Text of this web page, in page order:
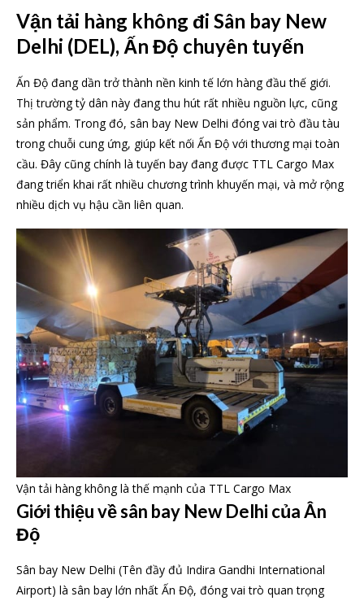
Vận tải hàng không đi Sân bay New
Delhi (DEL), Ấn Độ chuyên tuyến
Ấn Độ đang dần trở thành nền kinh tế lớn hàng đầu thế giới.
Thị trường tỷ dân này đang thu hút rất nhiều nguồn lực, cũng
sản phẩm. Trong đó, sân bay New Delhi đóng vai trò đầu tàu
trong chuỗi cung ứng, giúp kết nối Ấn Độ với thương mại toàn
cầu. Đây cũng chính là tuyến bay đang được TTL Cargo Max
đang triển khai rất nhiều chương trình khuyến mại, và mở rộng
nhiều dịch vụ hậu cần liên quan.
Vận tải hàng không là thế mạnh của TTL Cargo Max
Giới thiệu về sân bay New Delhi của Ân
Độ
Sân bay New Delhi (Tên đầy đủ Indira Gandhi International
Airport) là sân bay lớn nhất Ấn Độ, đóng vai trò quan trọng